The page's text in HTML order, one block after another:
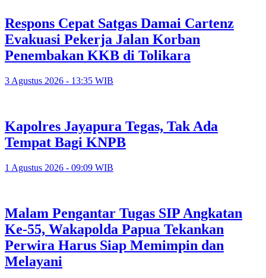
Respons Cepat Satgas Damai Cartenz
Evakuasi Pekerja Jalan Korban
Penembakan KKB di Tolikara
3 Agustus 2026 - 13:35 WIB
Kapolres Jayapura Tegas, Tak Ada
Tempat Bagi KNPB
1 Agustus 2026 - 09:09 WIB
Malam Pengantar Tugas SIP Angkatan
Ke-55, Wakapolda Papua Tekankan
Perwira Harus Siap Memimpin dan
Melayani